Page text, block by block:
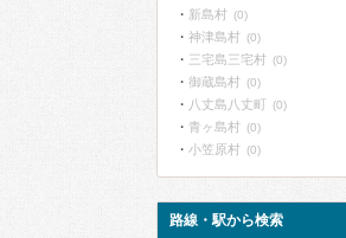
新島村 (0)
神津島村 (0)
三宅島三宅村 (0)
御蔵島村 (0)
八丈島八丈町 (0)
青ヶ島村 (0)
小笠原村 (0)
路線・駅から検索